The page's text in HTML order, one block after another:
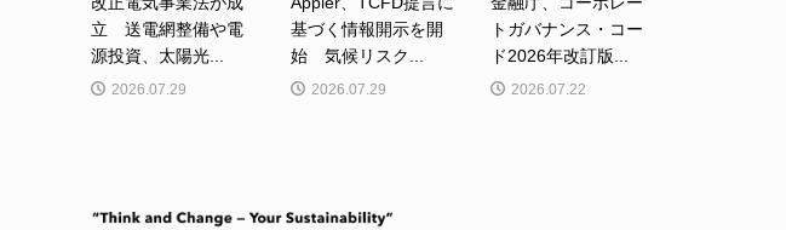
立 送電網整備や電
源投資、太陽光...
2026.07.29
基づく情報開示を開
始 気候リスク...
2026.07.29
トガバナンス・コー
ド2026年改訂版...
2026.07.22